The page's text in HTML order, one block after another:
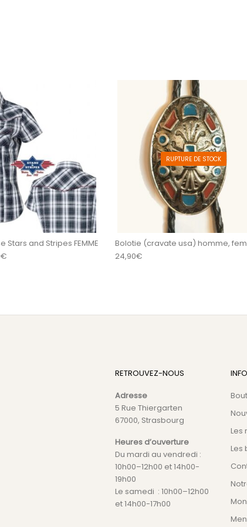
variations. Les options peuvent être
Stars and Stripes FEMME
€ Plage de prix : 57,00€ à 62,90€
Ce produit a plusieurs
RUPTURE DE STOCK
Bolotie (cravate usa) homme,
24,90€
RETROUVEZ-NOUS
Adresse
5 Rue Thiergarten
67000, Strasbourg
Heures d’ouverture
Du mardi au vendredi :
10h00–12h00 et 14h00-
19h00
Le samedi : 10h00–12h00
et 14h00-17h00
Les
Les